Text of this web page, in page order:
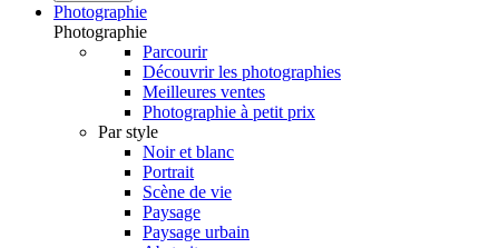
Photographie
Photographie
Parcourir
Découvrir les photographies
Meilleures ventes
Photographie à petit prix
Par style
Noir et blanc
Portrait
Scène de vie
Paysage
Paysage urbain